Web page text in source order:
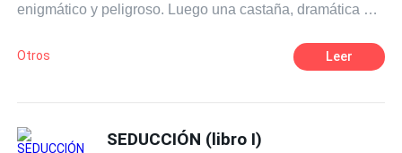
enigmático y peligroso. Luego una castaña, dramática en
rubia a la que no puedes ignorar, su suave espíritu es
fuerza en crecimiento. Un cóctel que se enciende las
Otros Leer
SEDUCCIÓN (libro I)